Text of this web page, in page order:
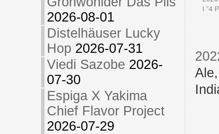
2026-08-01
Distelhäuser Lucky
Hop 2026-07-31
Viedi Sazobe 2026-
07-30
Espiga X Yakima
Chief Flavor Project
2026-07-29
I ”4